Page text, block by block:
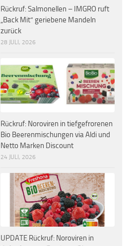
Rückruf: Salmonellen – IMGRO ruft
„Back Mit“ geriebene Mandeln
zurück
28 JULI, 2026
Rückruf: Noroviren in tiefgefrorenen
Bio Beerenmischungen via Aldi und
Netto Marken Discount
24 JULI, 2026
UPDATE Rückruf: Noroviren in